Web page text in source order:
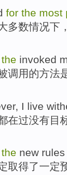
for the most
多数情况下
the invoked
调用的方法
, I live
在过没有目
the new rules
取得了一定